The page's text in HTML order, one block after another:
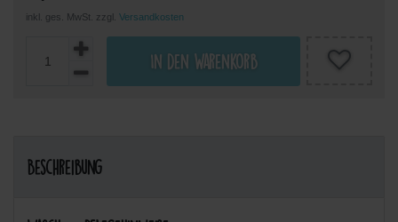
inkl. ges. MwSt. zzgl. Versandkosten
In den Warenkorb
Beschreibung